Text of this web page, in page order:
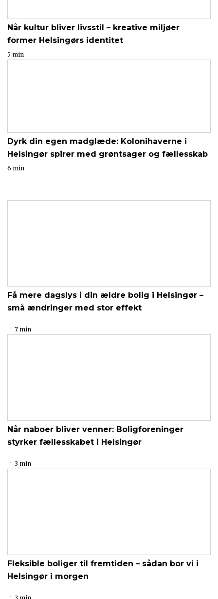
Når kultur bliver livsstil – kreative miljøer
former Helsingørs identitet
5 min
Dyrk din egen madglæde: Kolonihaverne i
Helsingør spirer med grøntsager og fællesskab
6 min
Få mere dagslys i din ældre bolig i Helsingør –
små ændringer med stor effekt
7 min
Når naboer bliver venner: Boligforeninger
styrker fællesskabet i Helsingør
3 min
Fleksible boliger til fremtiden – sådan bor vi i
Helsingør i morgen